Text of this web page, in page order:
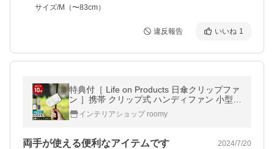
サイズ/M（〜83cm）
違反報告 いいね 1
特典付［ Life on Products 日傘クリップファ
ン ］携帯 クリップ式 ハンディファン 小型
扇風機 軽量 USB 充電式 コンパクト ライフ
オンプロダクツ LCAF008
インテリアショップ roomy
両手が使える便利なアイテムです 2024/7/20